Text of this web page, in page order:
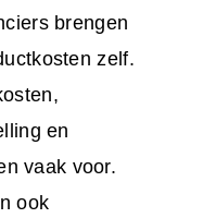
brengen
zelf.
en
vaak voor.
ook